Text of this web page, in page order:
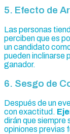
5. Efecto de
Las personas
perciben que es
un candidato
pueden inclinarse
ganador.
6. Sesgo de
Después de un
con exactitud.
dirán que siempre
opiniones previas